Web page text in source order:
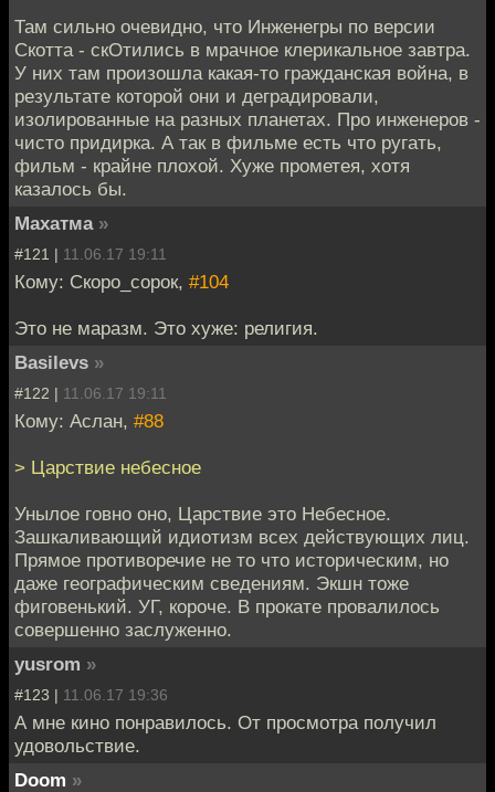
Там сильно очевидно, что Инженегры по версии
Скотта - скОтились в мрачное клерикальное завтра.
У них там произошла какая-то гражданская война, в
результате которой они и деградировали,
изолированные на разных планетах. Про инженеров -
чисто придирка. А так в фильме есть что ругать,
фильм - крайне плохой. Хуже прометея, хотя
казалось бы.
Махатма »
#121 | 11.06.17 19:11
Кому: Скоро_сорок, #104
Это не маразм. Это хуже: религия.
Basilevs »
#122 | 11.06.17 19:11
Кому: Аслан, #88
> Царствие небесное
Унылое говно оно, Царствие это Небесное.
Зашкаливающий идиотизм всех действующих лиц.
Прямое противоречие не то что историческим, но
даже географическим сведениям. Экшн тоже
фиговенький. УГ, короче. В прокате провалилось
совершенно заслуженно.
yusrom »
#123 | 11.06.17 19:36
А мне кино понравилось. От просмотра получил
удовольствие.
Doom »